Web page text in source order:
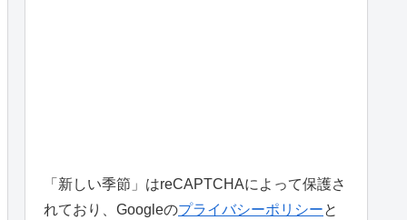
「新しい季節」はreCAPTCHAによって保護さ
れており、Googleのプライバシーポリシーと